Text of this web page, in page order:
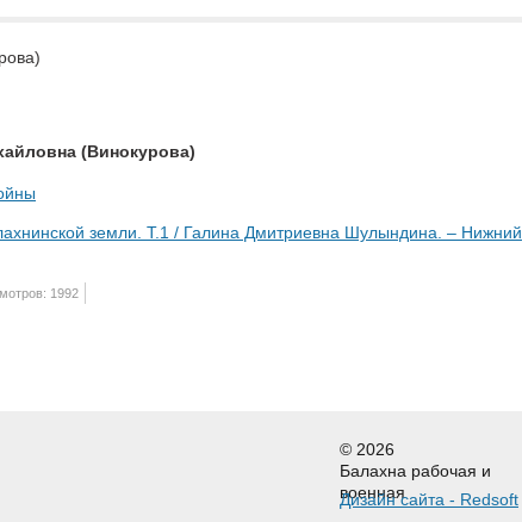
(Винокурова)
земли. Т.1 / Галина Дмитриевна Шулындина. – Нижний
1992
© 2026
Балахна рабочая и
военная
Дизайн сайта - Redsoft